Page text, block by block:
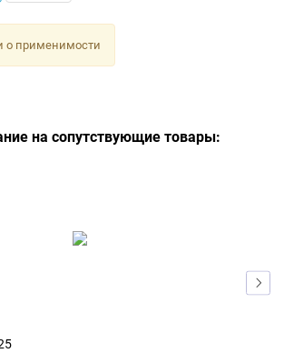
о применимости
на сопутствующие товары: